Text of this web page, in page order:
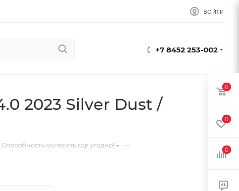
ВОЙТИ
+7 8452 253-002
2023 Silver Dust /
Способность колесить где угодно! —
0
0
0